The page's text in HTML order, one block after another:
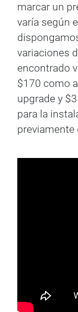
marcar un
varía según
variaciones
encontrado
$170 como
upgrade y
para la
previamente